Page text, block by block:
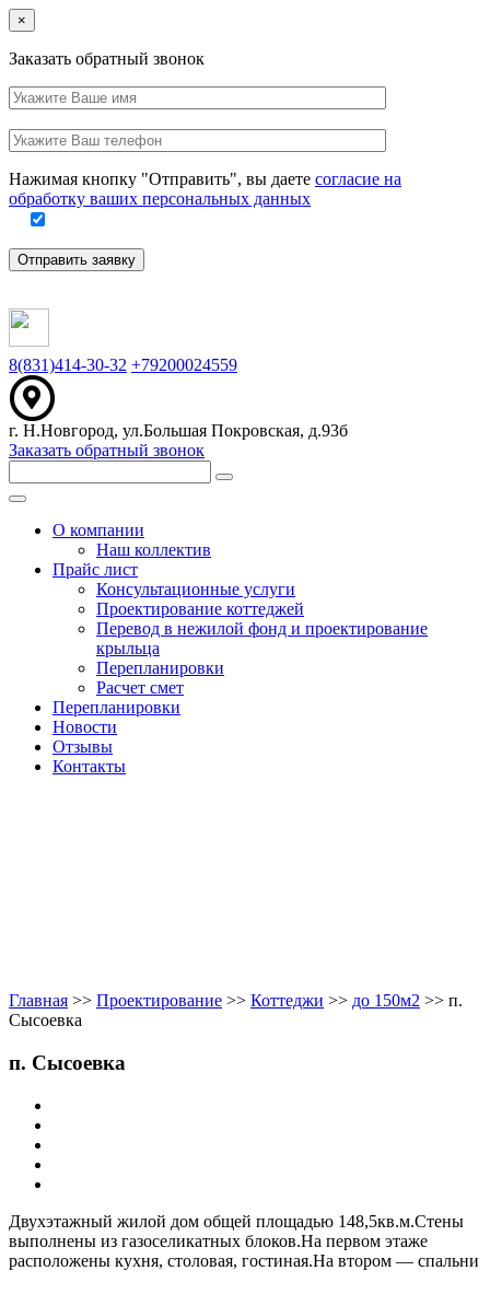
×
Заказать обратный звонок
Ваше
имя
это
Ваш
телефон
Нажимая кнопку "Отправить", вы даете согласие на
обработку ваших персональных данных
Отправить заявку
8(831)414-30-32 +79200024559
г. Н.Новгород, ул.Большая Покровская, д.93б
Заказать обратный звонок
Меню
О компании
Наш коллектив
Прайс лист
Консультационные услуги
Проектирование коттеджей
Перевод в нежилой фонд и проектирование
крыльца
Перепланировки
Расчет смет
Перепланировки
Новости
Отзывы
Контакты
Главная >> Проектирование >> Коттеджи >> до 150м2 >> п.
Сысоевка
п. Сысоевка
Двухэтажный жилой дом общей площадью 148,5кв.м.Стены
выполнены из газоселикатных блоков.На первом этаже
расположены кухня, столовая, гостиная.На втором — спальни